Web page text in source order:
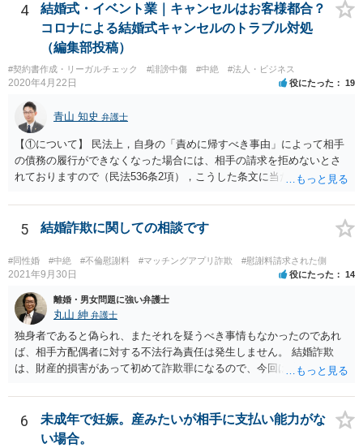
4
結婚式・イベント業｜キャンセルはお客様都合？
コロナによる結婚式キャンセルのトラブル対処
（編集部投稿）
#契約書作成・リーガルチェック #誹謗中傷 #中絶 #法人・ビジネス
2020年4月22日 役にたった 19
青山 知史 弁護士
【①について】 民法上，自身の「責めに帰すべき事由」によって相手
の債務の履行ができなくなった場合には、相手の請求を拒めないとさ
れておりますので（民法536条2項），こうした条文に当たるかが問題
現在の各宣言や要請は，強制力のあるものではなく，震災等で対象施
設が滅失してしまった場合と異なり，挙式等自体が物理的に不可能に
なったとまではいえないかと思われます。こうした中で，顧客の判断
でキャンセルを申し出たとすれば，形式的には顧客側に帰責性があっ
たといえる可能性は考えられます。 一方で，実質的に考えた場合，集
会に供する施設等については，営業自粛を要請されているところ，結
婚式場等の施設についても，解釈によっては集会に供する施設の1つと
して，休止要請の対象と考える余地はあるかと思われます。 こうした
解釈を採った場合，強制力はないまでも，事実上挙式等の実施が困難
となる外部的要因があったとして，顧客の「責めに帰すべき事由」が
あるとまではいえず，結婚式場等からの請求が認められない可能性は
に全額の請求が不可能となっても，これまでに生じた費用や打合せ相
当分の報酬の範囲であれば，中途終了時の委任事務への報酬請求や不
5 結婚詐欺に関しての相談です
#同性婚 #中絶 #不倫慰謝料 #マッチングアプリ詐欺 #慰謝料請求された側
2021年9月30日 役にたった 14
離婚・男女問題に強い弁護士
丸山 紳 弁護士
独身者であると偽られ、またそれを疑うべき事情もなかったのであれ
ば、相手方配偶者に対する不法行為責任は発生しません。 結婚詐欺
は、財産的損害があって初めて詐欺罪になるので、今回は該当しませ
であることを知っていれば交際しなかったといえる場合に、慰謝料請
求が可能です。 LINEなどで、結婚を当然の前提にした関係だったこと
を立証できる場合は、請求は可能と考えます。
6
未成年で妊娠。産みたいが相手に支払い能力がな
い場合。